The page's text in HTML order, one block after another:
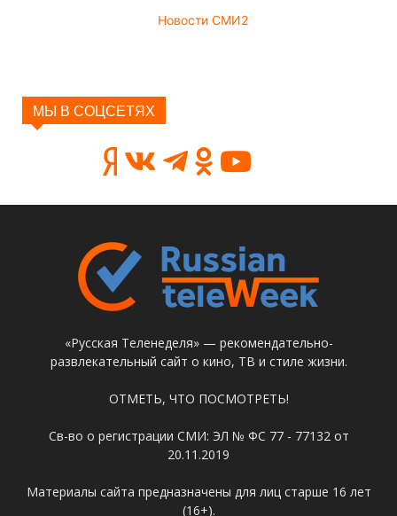
Новости СМИ2
МЫ В СОЦСЕТЯХ
«Русская Теленеделя» — рекомендательно-
развлекательный сайт о кино, ТВ и стиле жизни.
ОТМЕТЬ, ЧТО ПОСМОТРЕТЬ!
Св-во о регистрации СМИ: ЭЛ № ФС 77 - 77132 от
20.11.2019
Материалы сайта предназначены для лиц старше 16 лет
(16+).